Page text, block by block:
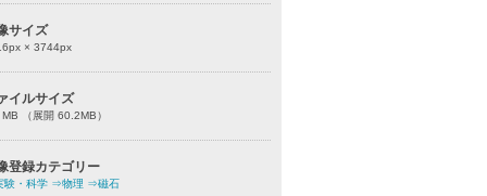
サイズ
px × 3744px
イルサイズ
（展開 60.2MB）
登録カテゴリー
・科学 ⇒物理 ⇒磁石